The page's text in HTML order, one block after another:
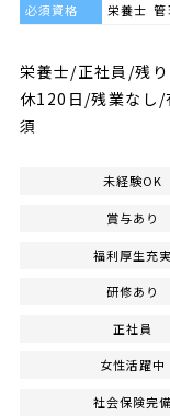
必須資格
栄養士 管
栄養士/正社員/残
休120日/残業なし/
須
未経験OK
賞与あり
福利厚生充実
研修あり
正社員
女性活躍中
社会保険完備